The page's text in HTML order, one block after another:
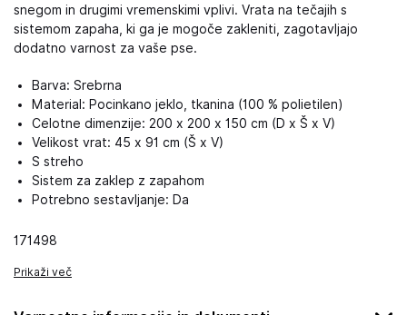
snegom in drugimi vremenskimi vplivi. Vrata na tečajih s
sistemom zapaha, ki ga je mogoče zakleniti, zagotavljajo
dodatno varnost za vaše pse.
Barva: Srebrna
Material: Pocinkano jeklo, tkanina (100 % polietilen)
Celotne dimenzije: 200 x 200 x 150 cm (D x Š x V)
Velikost vrat: 45 x 91 cm (Š x V)
S streho
Sistem za zaklep z zapahom
Potrebno sestavljanje: Da
171498
Prikaži več